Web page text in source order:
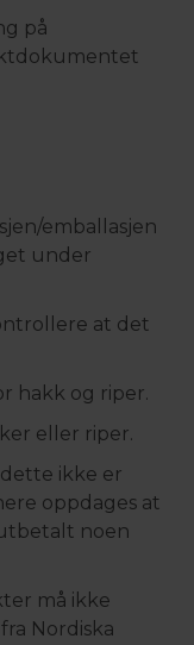
på
emballasjen
under
at det
hakk og riper.
eller riper.
ikke er
oppdages at
noen
må ikke
Nordiska